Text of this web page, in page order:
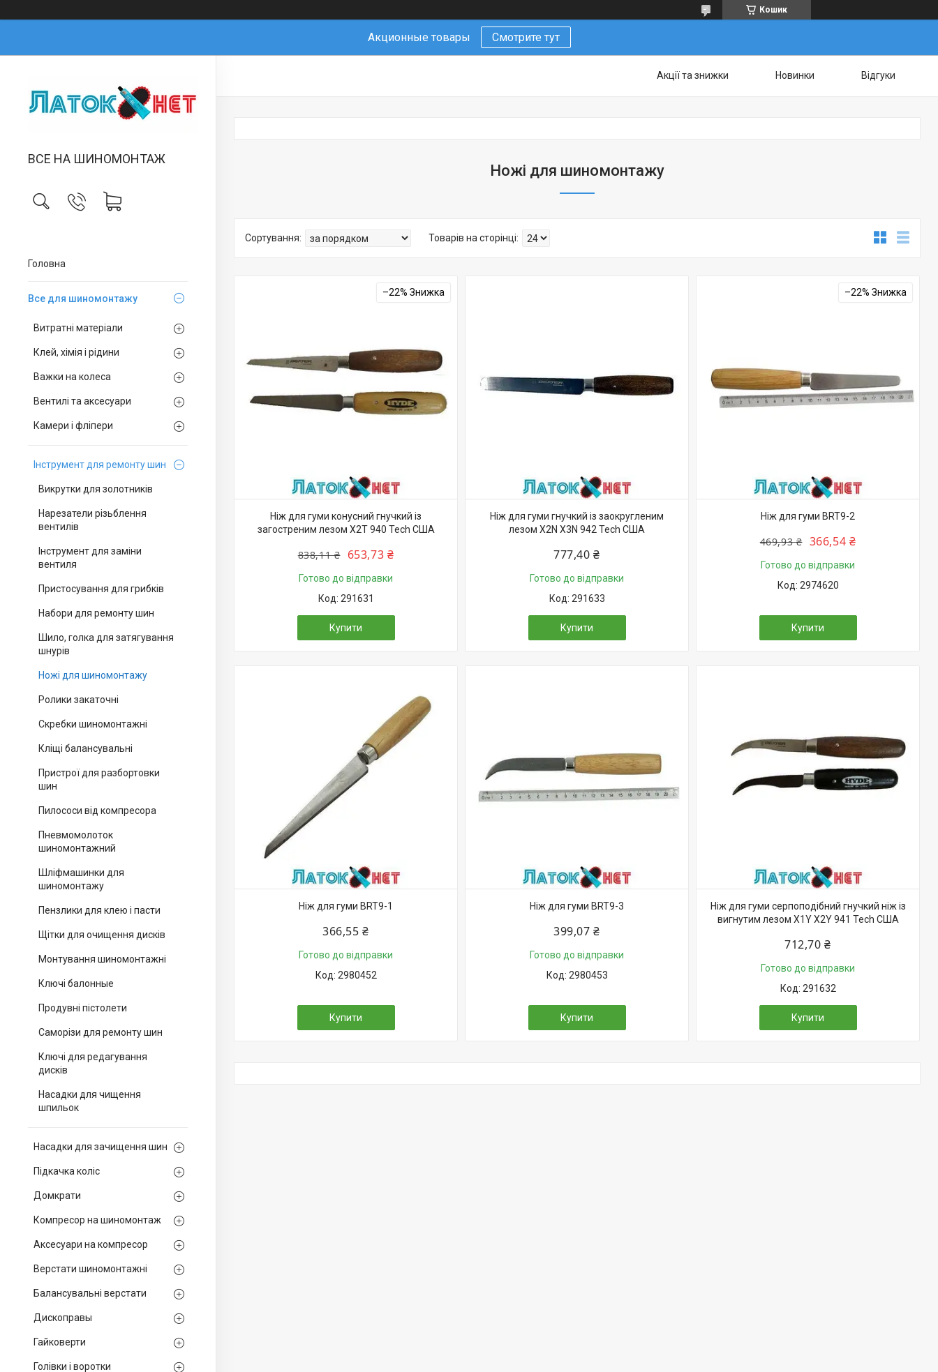
Кошик
Акционные товары Смотрите тут
ВСЕ НА ШИНОМОНТАЖ
Головна
Все для шиномонтажу
Витратні матеріали
Клей, хімія і рідини
Важки на колеса
Вентилі та аксесуари
Камери і фліпери
Інструмент для ремонту шин
Викрутки для золотників
Нарезатели різьблення
вентилів
Інструмент для заміни
вентиля
Пристосування для грибків
Набори для ремонту шин
Шило, голка для затягування
шнурів
Ножі для шиномонтажу
Ролики закаточні
Скребки шиномонтажні
Кліщі балансувальні
Пристрої для разбортовки
шин
Пилососи від компресора
Пневмомолоток
шиномонтажний
Шліфмашинки для
шиномонтажу
Пензлики для клею і пасти
Щітки для очищення дисків
Монтування шиномонтажні
Ключі балонные
Продувні пістолети
Саморізи для ремонту шин
Ключі для редагування
дисків
Насадки для чищення
шпильок
Насадки для зачищення шин
Підкачка коліс
Домкрати
Компресор на шиномонтаж
Аксесуари на компресор
Верстати шиномонтажні
Балансувальні верстати
Дископравы
Гайковерти
Голівки і воротки
Акції та знижки Новинки Відгуки
Ножі для шиномонтажу
–22%
Ніж для гуми конусний гнучкий із
загостреним лезом X2T 940 Tech США
838,11 ₴ 653,73 ₴
Готово до відправки
291631
Купити
Ніж для гуми гнучкий із заокругленим
лезом X2N X3N 942 Tech США
777,40 ₴
Готово до відправки
291633
Купити
–22%
Ніж для гуми BRT9-2
469,93 ₴ 366,54 ₴
Готово до відправки
2974620
Купити
Ніж для гуми BRT9-1
366,55 ₴
Готово до відправки
2980452
Купити
Ніж для гуми BRT9-3
399,07 ₴
Готово до відправки
2980453
Купити
Ніж для гуми серпоподібний гнучкий ніж із
вигнутим лезом X1Y X2Y 941 Tech США
712,70 ₴
Готово до відправки
291632
Купити